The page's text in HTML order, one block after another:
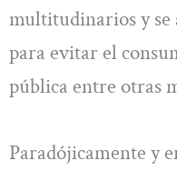
multitudinarios y se
para evitar el
pública entre otras
Paradójicamente y